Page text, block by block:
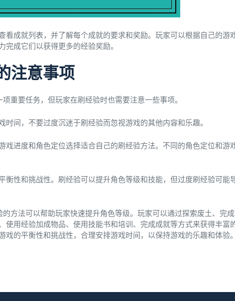
看成就列表，并了解每个成就的要求和奖励。玩家可以根据自己的游
完成它们以获得更多的经验奖励。
注意事项
重要任务，但玩家在刷经验时也需要注意一些事项。
时间，不要过度沉迷于刷经验而忽视游戏的其他内容和乐趣。
戏进度和角色定位选择适合自己的刷经验方法。不同的角色定位和游
衡性和挑战性。刷经验可以提升角色等级和技能，但过度刷经验可能
方法可以帮助玩家快速提升角色等级。玩家可以通过探索废土、完
使用经验加成物品、使用技能书和培训、完成成就等方式来获得丰富
戏的平衡性和挑战性，合理安排游戏时间，以保持游戏的乐趣和体验。